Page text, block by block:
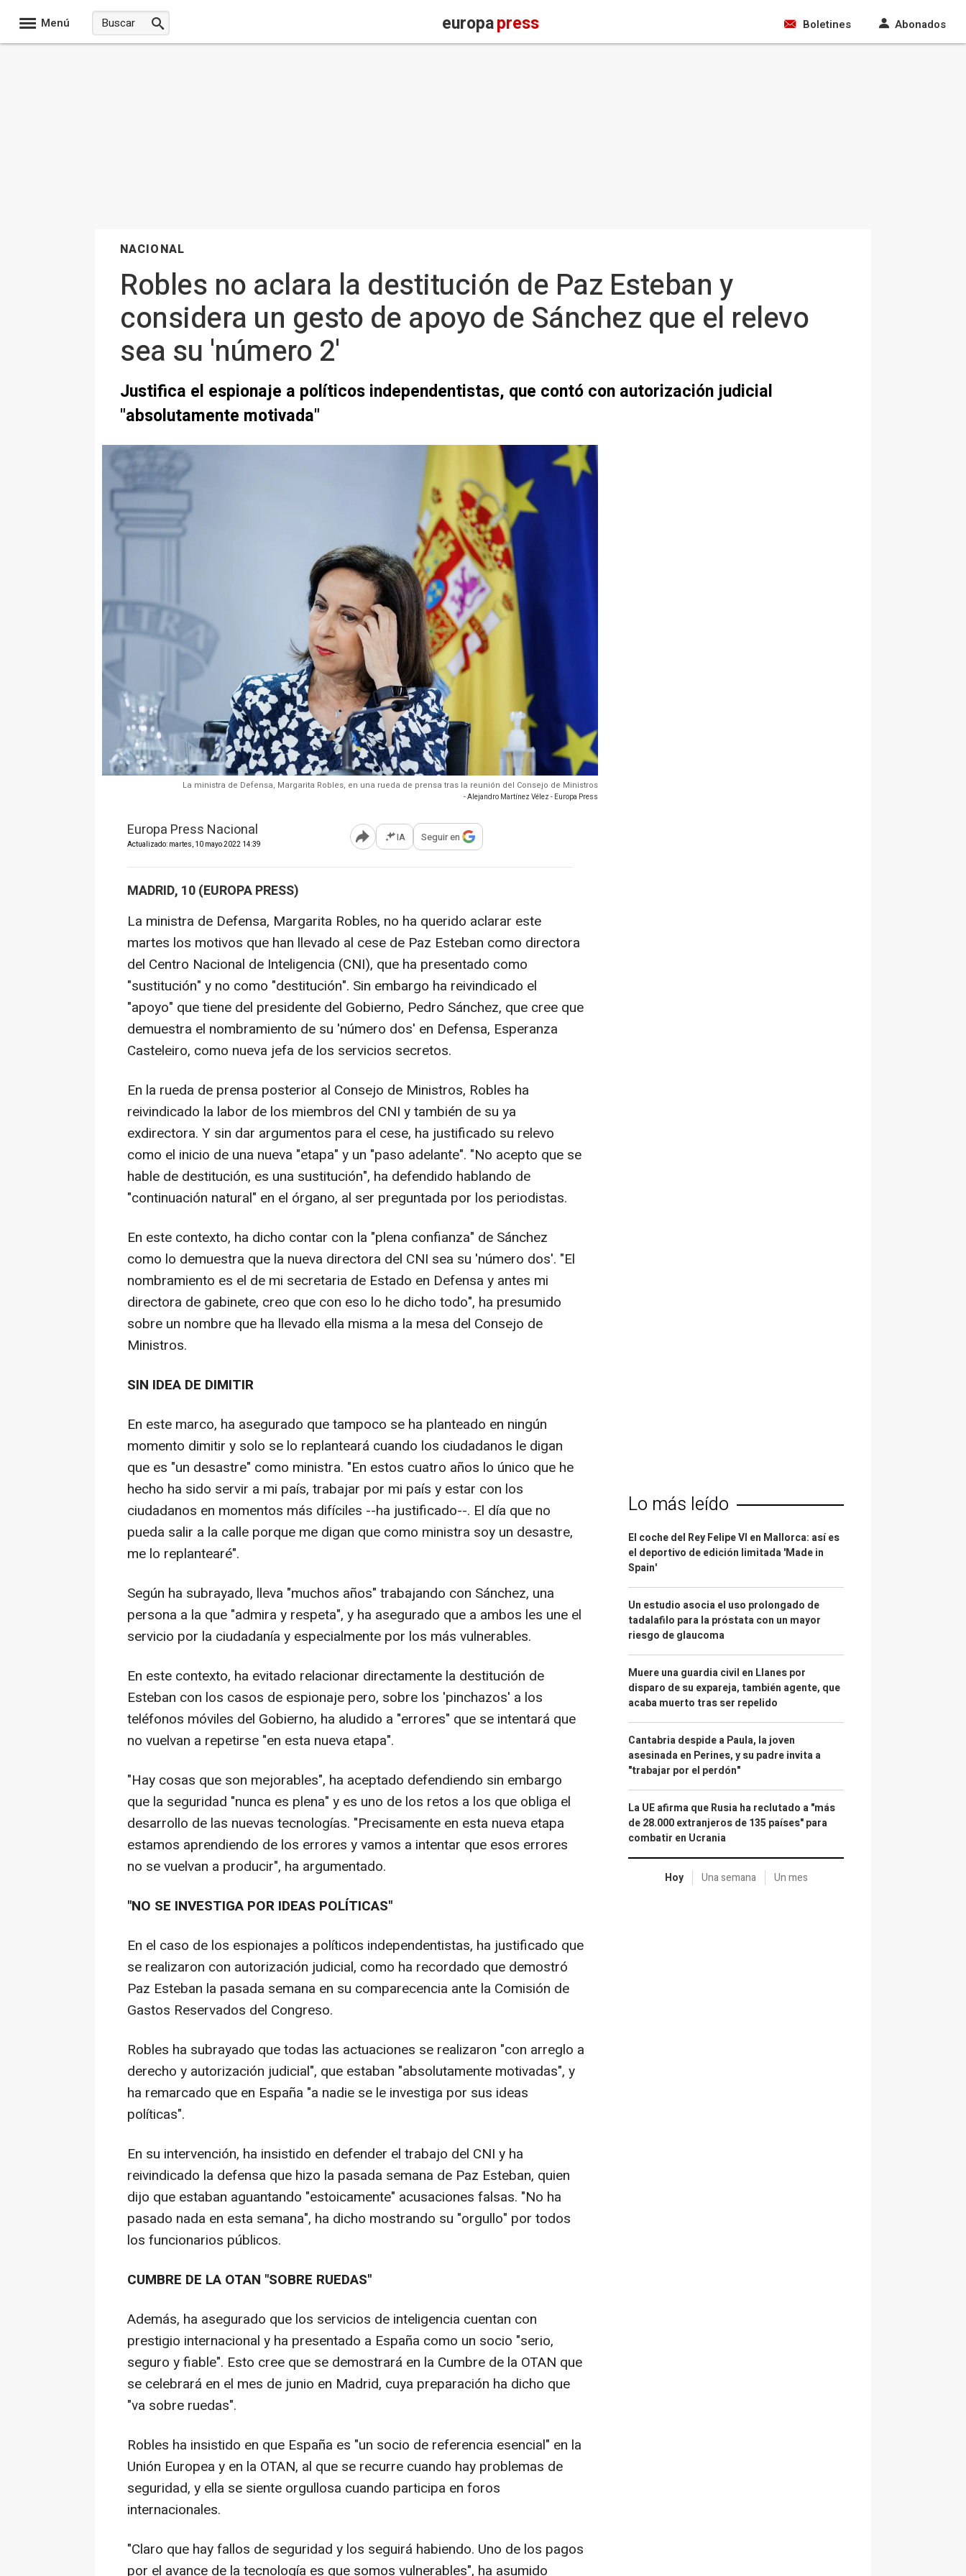
Menú europapress Boletines Abonados
NACIONAL
Robles no aclara la destitución de Paz Esteban y
considera un gesto de apoyo de Sánchez que el relevo
sea su 'número 2'
Justifica el espionaje a políticos independentistas, que contó con autorización judicial
"absolutamente motivada"
La ministra de Defensa, Margarita Robles, en una rueda de prensa tras la reunión del Consejo de Ministros
- Alejandro Martínez Vélez - Europa Press
Europa Press Nacional
Actualizado: martes, 10 mayo 2022 14:39 Abrir opciones para compartir
IA Seguir en
MADRID, 10 (EUROPA PRESS)
La ministra de Defensa, Margarita Robles, no ha querido aclarar este
martes los motivos que han llevado al cese de Paz Esteban como directora
del Centro Nacional de Inteligencia (CNI), que ha presentado como
"sustitución" y no como "destitución". Sin embargo ha reivindicado el
"apoyo" que tiene del presidente del Gobierno, Pedro Sánchez, que cree que
demuestra el nombramiento de su 'número dos' en Defensa, Esperanza
Casteleiro, como nueva jefa de los servicios secretos.
En la rueda de prensa posterior al Consejo de Ministros, Robles ha
reivindicado la labor de los miembros del CNI y también de su ya
exdirectora. Y sin dar argumentos para el cese, ha justificado su relevo
como el inicio de una nueva "etapa" y un "paso adelante". "No acepto que se
hable de destitución, es una sustitución", ha defendido hablando de
"continuación natural" en el órgano, al ser preguntada por los periodistas.
En este contexto, ha dicho contar con la "plena confianza" de Sánchez
como lo demuestra que la nueva directora del CNI sea su 'número dos'. "El
nombramiento es el de mi secretaria de Estado en Defensa y antes mi
directora de gabinete, creo que con eso lo he dicho todo", ha presumido
sobre un nombre que ha llevado ella misma a la mesa del Consejo de
Ministros.
SIN IDEA DE DIMITIR
En este marco, ha asegurado que tampoco se ha planteado en ningún
momento dimitir y solo se lo replanteará cuando los ciudadanos le digan
que es "un desastre" como ministra. "En estos cuatro años lo único que he
hecho ha sido servir a mi país, trabajar por mi país y estar con los
ciudadanos en momentos más difíciles --ha justificado--. El día que no
pueda salir a la calle porque me digan que como ministra soy un desastre,
me lo replantearé".
Según ha subrayado, lleva "muchos años" trabajando con Sánchez, una
persona a la que "admira y respeta", y ha asegurado que a ambos les une el
servicio por la ciudadanía y especialmente por los más vulnerables.
En este contexto, ha evitado relacionar directamente la destitución de
Esteban con los casos de espionaje pero, sobre los 'pinchazos' a los
teléfonos móviles del Gobierno, ha aludido a "errores" que se intentará que
no vuelvan a repetirse "en esta nueva etapa".
"Hay cosas que son mejorables", ha aceptado defendiendo sin embargo
que la seguridad "nunca es plena" y es uno de los retos a los que obliga el
desarrollo de las nuevas tecnologías. "Precisamente en esta nueva etapa
estamos aprendiendo de los errores y vamos a intentar que esos errores
no se vuelvan a producir", ha argumentado.
"NO SE INVESTIGA POR IDEAS POLÍTICAS"
En el caso de los espionajes a políticos independentistas, ha justificado que
se realizaron con autorización judicial, como ha recordado que demostró
Paz Esteban la pasada semana en su comparecencia ante la Comisión de
Gastos Reservados del Congreso.
Robles ha subrayado que todas las actuaciones se realizaron "con arreglo a
derecho y autorización judicial", que estaban "absolutamente motivadas", y
ha remarcado que en España "a nadie se le investiga por sus ideas
políticas".
En su intervención, ha insistido en defender el trabajo del CNI y ha
reivindicado la defensa que hizo la pasada semana de Paz Esteban, quien
dijo que estaban aguantando "estoicamente" acusaciones falsas. "No ha
pasado nada en esta semana", ha dicho mostrando su "orgullo" por todos
los funcionarios públicos.
CUMBRE DE LA OTAN "SOBRE RUEDAS"
Además, ha asegurado que los servicios de inteligencia cuentan con
prestigio internacional y ha presentado a España como un socio "serio,
seguro y fiable". Esto cree que se demostrará en la Cumbre de la OTAN que
se celebrará en el mes de junio en Madrid, cuya preparación ha dicho que
"va sobre ruedas".
Robles ha insistido en que España es "un socio de referencia esencial" en la
Unión Europea y en la OTAN, al que se recurre cuando hay problemas de
seguridad, y ella se siente orgullosa cuando participa en foros
internacionales.
"Claro que hay fallos de seguridad y los seguirá habiendo. Uno de los pagos
por el avance de la tecnología es que somos vulnerables", ha asumido
Lo más leído
El coche del Rey Felipe VI en Mallorca: así es
el deportivo de edición limitada 'Made in
Spain'
Un estudio asocia el uso prolongado de
tadalafilo para la próstata con un mayor
riesgo de glaucoma
Muere una guardia civil en Llanes por
disparo de su expareja, también agente, que
acaba muerto tras ser repelido
Cantabria despide a Paula, la joven
asesinada en Perines, y su padre invita a
"trabajar por el perdón"
La UE afirma que Rusia ha reclutado a "más
de 28.000 extranjeros de 135 países" para
combatir en Ucrania
Hoy Una semana Un mes